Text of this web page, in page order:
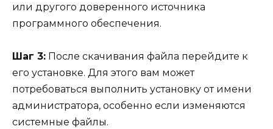
или другого доверенного источника
программного обеспечения.
Шаг 3: После скачивания файла перейдите к
его установке. Для этого вам может
потребоваться выполнить установку от имени
администратора, особенно если изменяются
системные файлы.